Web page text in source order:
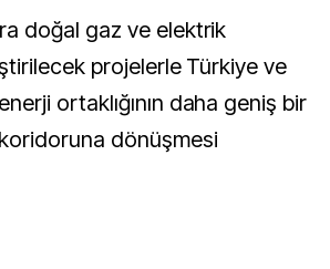
doğal gaz ve elektrik
projelerle Türkiye ve
ortaklığının daha geniş bir
dönüşmesi